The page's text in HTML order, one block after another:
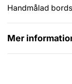
Handmålad
Mer